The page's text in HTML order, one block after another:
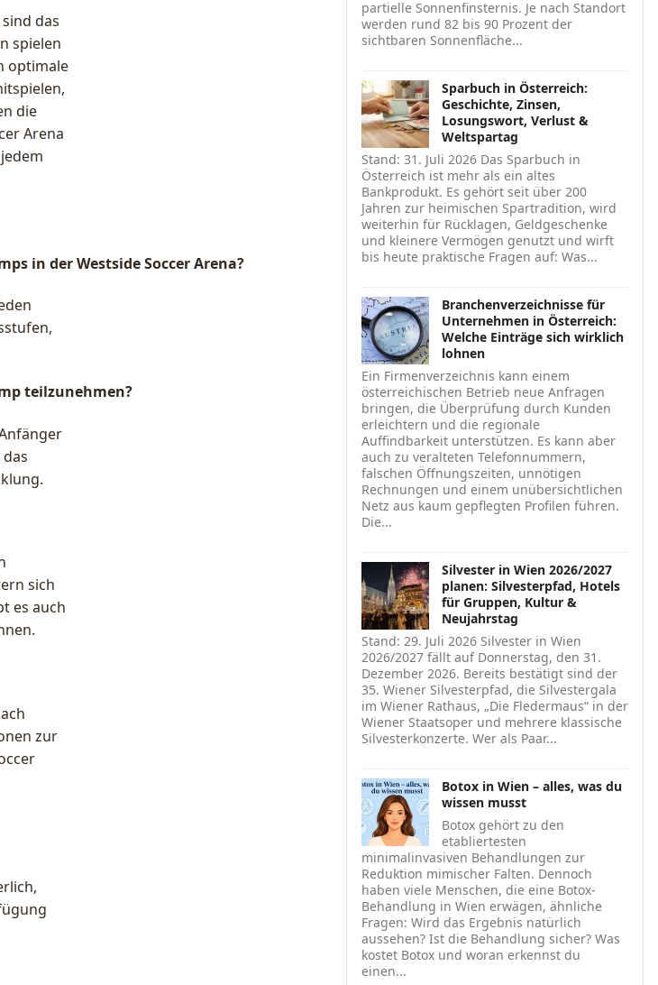
das
spielen
optimale
die
Arena
in der Westside Soccer Arena?
teilzunehmen?
sich
es auch
zur
partielle Sonnenfinsternis. Je nach Standort
werden rund 82 bis 90 Prozent der
sichtbaren Sonnenfläche...
Sparbuch in Österreich:
Geschichte, Zinsen,
Losungswort, Verlust &
Weltspartag
Stand: 31. Juli 2026 Das Sparbuch in
Österreich ist mehr als ein altes
Bankprodukt. Es gehört seit über 200
Jahren zur heimischen Spartradition, wird
weiterhin für Rücklagen, Geldgeschenke
und kleinere Vermögen genutzt und wirft
bis heute praktische Fragen auf: Was...
Branchenverzeichnisse für
Unternehmen in Österreich:
Welche Einträge sich wirklich
lohnen
Ein Firmenverzeichnis kann einem
österreichischen Betrieb neue Anfragen
bringen, die Überprüfung durch Kunden
erleichtern und die regionale
Auffindbarkeit unterstützen. Es kann aber
auch zu veralteten Telefonnummern,
falschen Öffnungszeiten, unnötigen
Rechnungen und einem unübersichtlichen
Netz aus kaum gepflegten Profilen führen.
Die...
Silvester in Wien 2026/2027
planen: Silvesterpfad, Hotels
für Gruppen, Kultur &
Neujahrstag
Stand: 29. Juli 2026 Silvester in Wien
2026/2027 fällt auf Donnerstag, den 31.
Dezember 2026. Bereits bestätigt sind der
35. Wiener Silvesterpfad, die Silvestergala
im Wiener Rathaus, „Die Fledermaus“ in der
Wiener Staatsoper und mehrere klassische
Silvesterkonzerte. Wer als Paar...
Botox in Wien – alles, was du
wissen musst
Botox gehört zu den
etabliertesten
minimalinvasiven Behandlungen zur
Reduktion mimischer Falten. Dennoch
haben viele Menschen, die eine Botox-
Behandlung in Wien erwägen, ähnliche
Fragen: Wird das Ergebnis natürlich
aussehen? Ist die Behandlung sicher? Was
kostet Botox und woran erkennst du
einen...